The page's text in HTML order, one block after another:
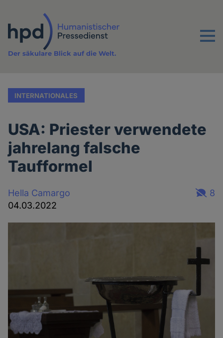
Inhalt
Menu
Der säkulare Blick auf die Welt.
INTERNATIONALES
USA: Priester verwendete
jahrelang falsche
Taufformel
Hella Camargo
04.03.2022
8